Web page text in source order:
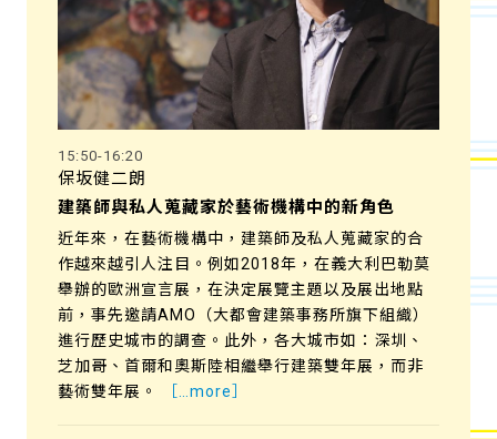
15:50-16:20
保坂健二朗
建築師與私人蒐藏家於藝術機構中的新角色
近年來，在藝術機構中，建築師及私人蒐藏家的合
作越來越引人注目。例如2018年，在義大利巴勒莫
舉辦的歐洲宣言展，在決定展覽主題以及展出地點
前，事先邀請AMO（大都會建築事務所旗下組織）
進行歷史城市的調查。此外，各大城市如：深圳、
芝加哥、首爾和奧斯陸相繼舉行建築雙年展，而非
藝術雙年展。
［…more］